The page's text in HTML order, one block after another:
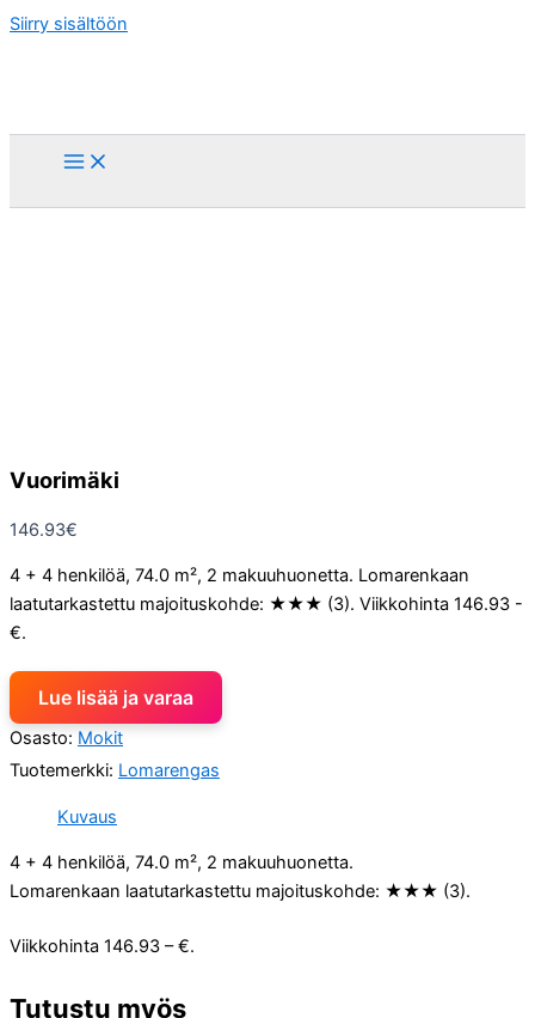
Siirry sisältöön
Vuorimäki
146.93€
4 + 4 henkilöä, 74.0 m², 2 makuuhuonetta. Lomarenkaan
laatutarkastettu majoituskohde: ★★★ (3). Viikkohinta 146.93 -
€.
Lue lisää ja varaa
Osasto: Mokit
Tuotemerkki: Lomarengas
Kuvaus
4 + 4 henkilöä, 74.0 m², 2 makuuhuonetta.
Lomarenkaan laatutarkastettu majoituskohde: ★★★ (3).
Viikkohinta 146.93 – €.
Tutustu myös